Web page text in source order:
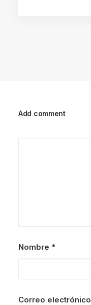
Add comment
Nombre *
Correo electrónico